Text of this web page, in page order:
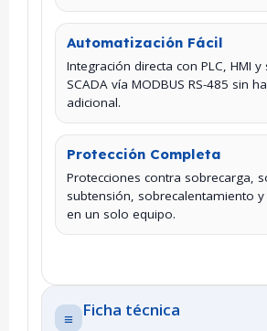
Automatización Fácil
Integración directa con PLC, HMI y
SCADA vía MODBUS RS-485 sin
adicional.
Protección Completa
Protecciones contra sobrecarga,
subtensión, sobrecalentamiento
en un solo equipo.
≡ Ficha técnica